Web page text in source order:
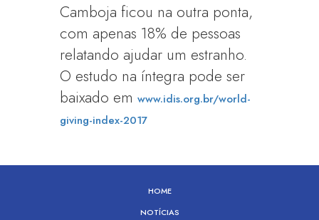
Camboja ficou na outra ponta,
com apenas 18% de pessoas
relatando ajudar um estranho.
O estudo na íntegra pode ser
baixado emwww.idis.org.br/world-
giving-index-2017
HOME
NOTÍCIAS